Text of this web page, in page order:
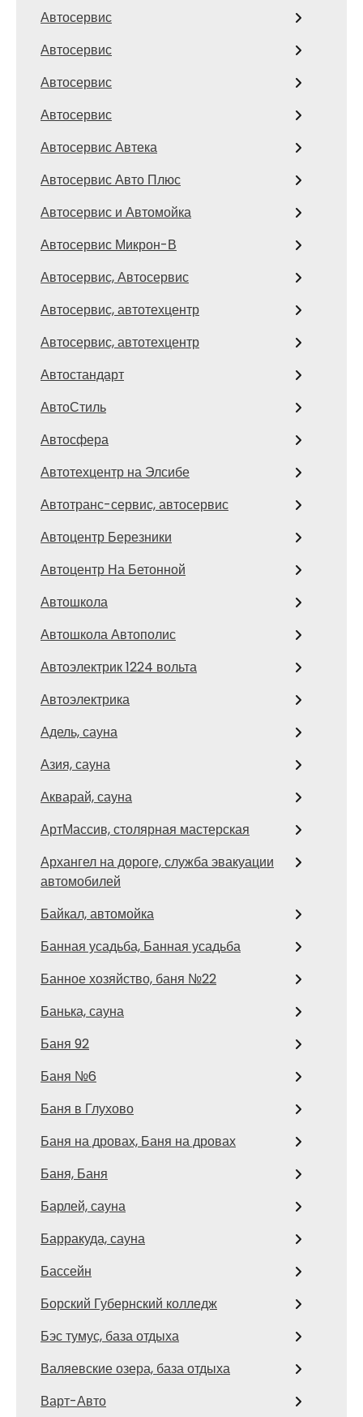
Автосервис
Автосервис
Автосервис
Автосервис
Автосервис Автека
Автосервис Авто Плюс
Автосервис и Автомойка
Автосервис Микрон-В
Автосервис, Автосервис
Автосервис, автотехцентр
Автосервис, автотехцентр
Автостандарт
АвтоСтиль
Автосфера
Автотехцентр на Элсибе
Автотранс-сервис, автосервис
Автоцентр Березники
Автоцентр На Бетонной
Автошкола
Автошкола Автополис
Автоэлектрик 1224 вольта
Автоэлектрика
Адель, сауна
Азия, сауна
Акварай, сауна
АртМассив, столярная мастерская
Архангел на дороге, служба эвакуации
автомобилей
Байкал, автомойка
Банная усадьба, Банная усадьба
Банное хозяйство, баня №22
Банька, сауна
Баня 92
Баня №6
Баня в Глухово
Баня на дровах, Баня на дровах
Баня, Баня
Барлей, сауна
Барракуда, сауна
Бассейн
Борский Губернский колледж
Бэс тумус, база отдыха
Валяевские озера, база отдыха
Варт-Авто